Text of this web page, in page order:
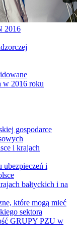
2016
w 2016 roku
gospodarce
i krajach
ubezpieczeń i
bałtyckich i na
które mogą mieć
sektora
GRUPY PZU w